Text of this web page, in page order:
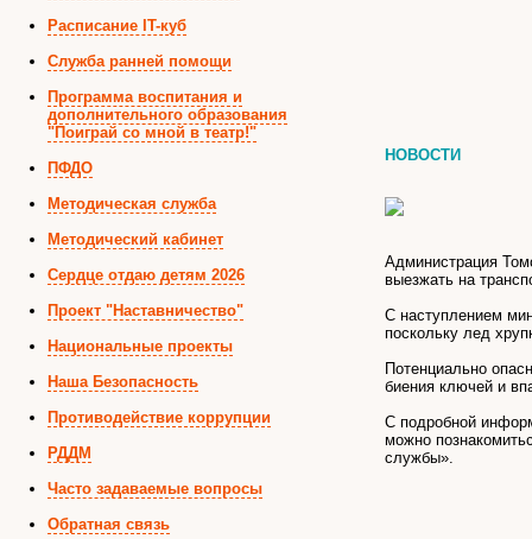
Расписание IT-куб
Служба ранней помощи
Программа воспитания и
дополнительного образования
"Поиграй со мной в театр!"
ПФДО
Методическая служба
Методический кабинет
Сердце отдаю детям 2026
Проект "Наставничество"
Национальные проекты
Наша Безопасность
Противодействие коррупции
РДДМ
Часто задаваемые вопросы
Обратная связь
НОВОСТИ
Администрация
выезжать на
С наступлением
поскольку лед
Потенциально
биения ключей и
С подробной
можно
службы».